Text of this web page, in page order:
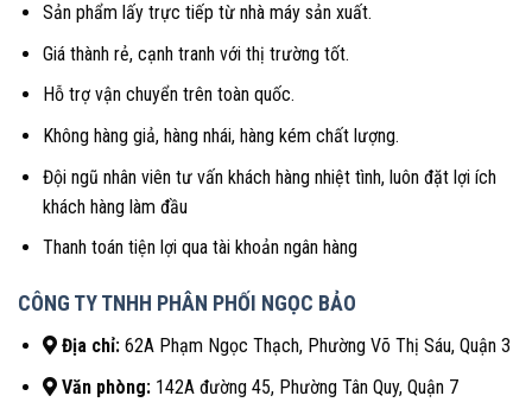
Sản phẩm lấy trực tiếp từ nhà máy sản xuất.
Giá thành rẻ, cạnh tranh với thị trường tốt.
Hỗ trợ vận chuyển trên toàn quốc.
Không hàng giả, hàng nhái, hàng kém chất lượng.
Đội ngũ nhân viên tư vấn khách hàng nhiệt tình, luôn đặt lợi ích
khách hàng làm đầu
Thanh toán tiện lợi qua tài khoản ngân hàng
CÔNG TY TNHH PHÂN PHỐI NGỌC BẢO
Địa chỉ:62A Phạm Ngọc Thạch, Phường Võ Thị Sáu, Quận 3
Văn phòng:142A đường 45, Phường Tân Quy, Quận 7